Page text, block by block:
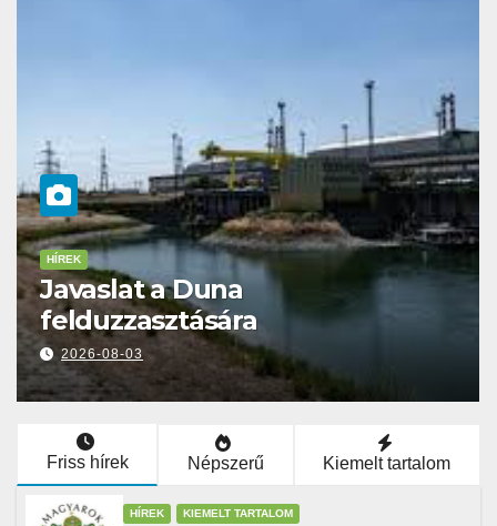
Duna
Moldávia
Friss hírek Népszerű Kiemelt tartalom
HÍREK KIEMELT TARTALOM